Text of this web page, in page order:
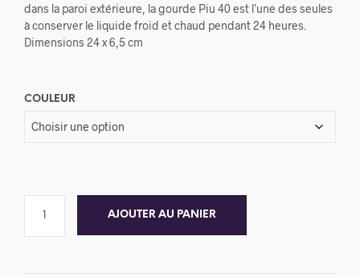
dans la paroi extérieure, la gourde Piu 40 est l’une des seules
à conserver le liquide froid et chaud pendant 24 heures.
Dimensions 24 x 6,5 cm
COULEUR
AJOUTER AU PANIER